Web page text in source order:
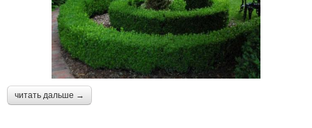
читать дальше →